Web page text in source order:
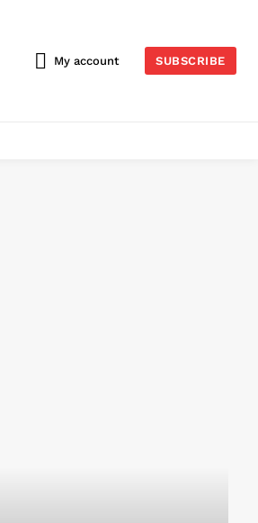
My account SUBSCRIBE